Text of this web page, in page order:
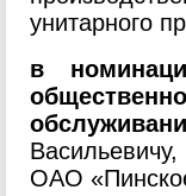
унитарного
в
ОАО